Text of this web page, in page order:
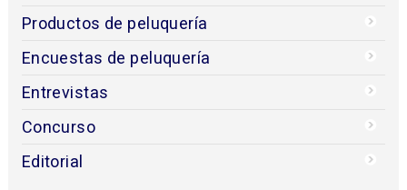
Productos de peluquería
Encuestas de peluquería
Entrevistas
Concurso
Editorial